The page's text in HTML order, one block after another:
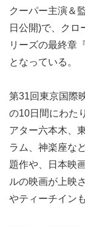
クーパー主演＆
日公開)で、クロ
リーズの最終章
となっている。
第31回東京国際
の10日間にわた
アター六本木、
ラム、神楽座な
題作や、日本映
ルの映画が上映
やティーチイン